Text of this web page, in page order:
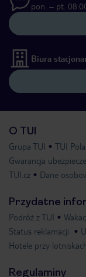
pon. – pt.
Biura
O TUI
Grupa TUI TUI
Gwarancja
TUI.cz
Dane
Przydatne
Podróż z TUI
Status reklamacji
Hotele przy
Regulaminy